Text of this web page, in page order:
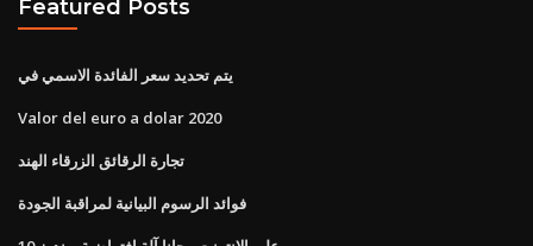
Featured Posts
يتم تحديد سعر الفائدة الاسمي في
Valor del euro a dolar 2020
تجارة الرقائق الزرقاء الهند
فوائد الرسوم البيانية لمراقبة الجودة